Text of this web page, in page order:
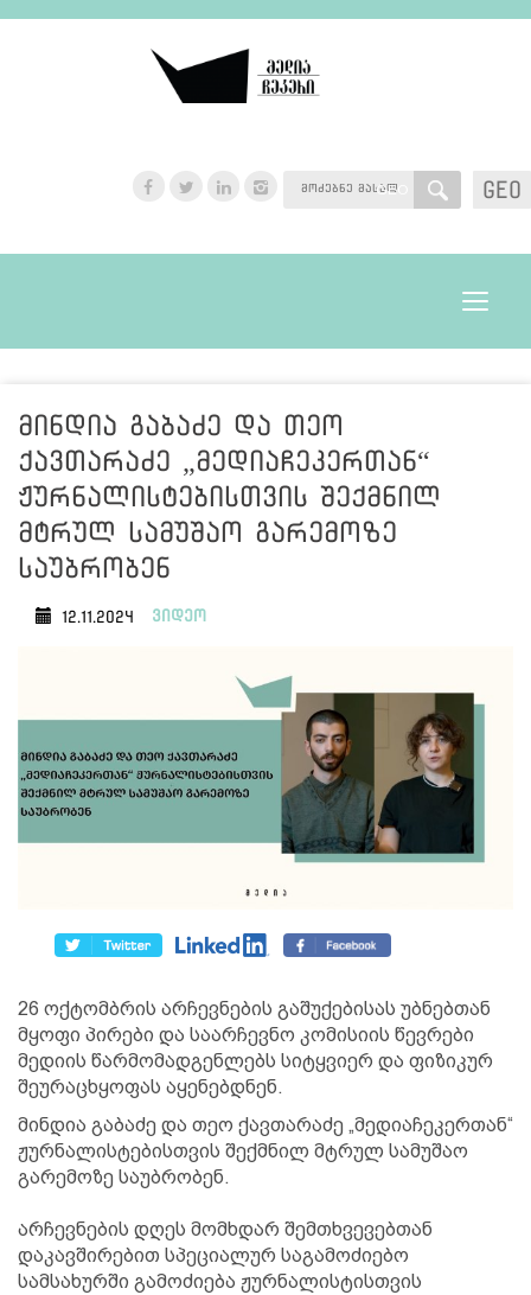
GEO
GEO
Toggle
მინდია გაბაძე და თეო
ქავთარაძე „მედიაჩეკერთან“
ჟურნალისტებისთვის შექმნილ
მტრულ სამუშაო გარემოზე
საუბრობენ
12.11.2024 ვიდეო
26 ოქტომბრის არჩევნების გაშუქებისას უბნებთან
მყოფი პირები და საარჩევნო კომისიის წევრები
მედიის წარმომადგენლებს სიტყვიერ და ფიზიკურ
შეურაცხყოფას აყენებდნენ.
მინდია გაბაძე და თეო ქავთარაძე „მედიაჩეკერთან“
ჟურნალისტებისთვის შექმნილ მტრულ სამუშაო
გარემოზე საუბრობენ.
არჩევნების დღეს მომხდარ შემთხვევებთან
დაკავშირებით სპეციალურ საგამოძიებო
სამსახურში გამოძიება ჟურნალისტისთვის